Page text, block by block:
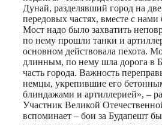
Дунай, разделявший город на
передовых частях, вместе с
Мост надо было захватить
по нему прошли танки и
основном действовала пехота.
длинным, по нему шла дорога в
часть города. Важность
немцы, укрепившие его
блиндажами и артиллерией», –
Участник Великой
вспоминает – бои за Будапешт